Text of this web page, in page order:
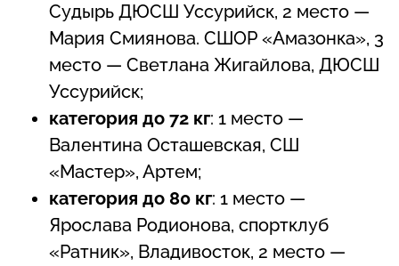
Судырь ДЮСШ Уссурийск, 2 место —
Мария Смиянова. СШОР «Амазонка», 3
место — Светлана Жигайлова, ДЮСШ
Уссурийск;
категория до 72 кг: 1 место —
Валентина Осташевская, СШ
«Мастер», Артем;
категория до 80 кг: 1 место —
Ярослава Родионова, спортклуб
«Ратник», Владивосток, 2 место —